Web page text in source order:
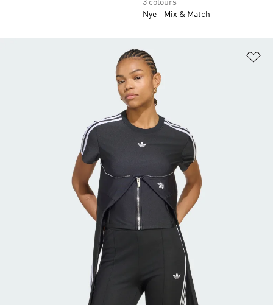
3 colours
Nye
Mix & Match